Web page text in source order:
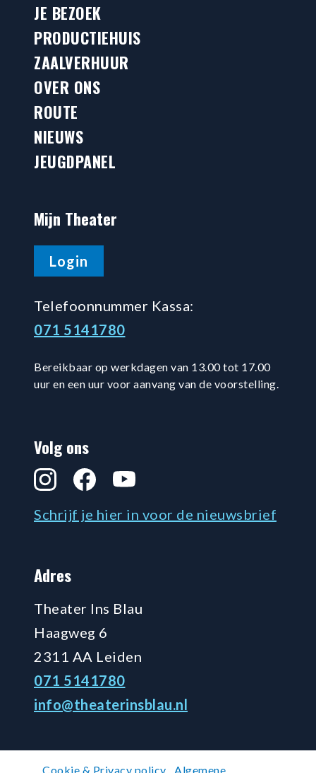
JE BEZOEK
PRODUCTIEHUIS
ZAALVERHUUR
OVER ONS
ROUTE
NIEUWS
JEUGDPANEL
Mijn Theater
Login
Telefoonnummer Kassa:
071 5141780
Bereikbaar op werkdagen van 13.00 tot 17.00
uur en een uur voor aanvang van de voorstelling.
Volg ons
InstagramFacebookYouTube
Schrijf je hier in voor de nieuwsbrief
Adres
Theater Ins Blau
Haagweg 6
2311 AA Leiden
071 5141780
info@theaterinsblau.nl
Cookie & Privacy policy Algemene